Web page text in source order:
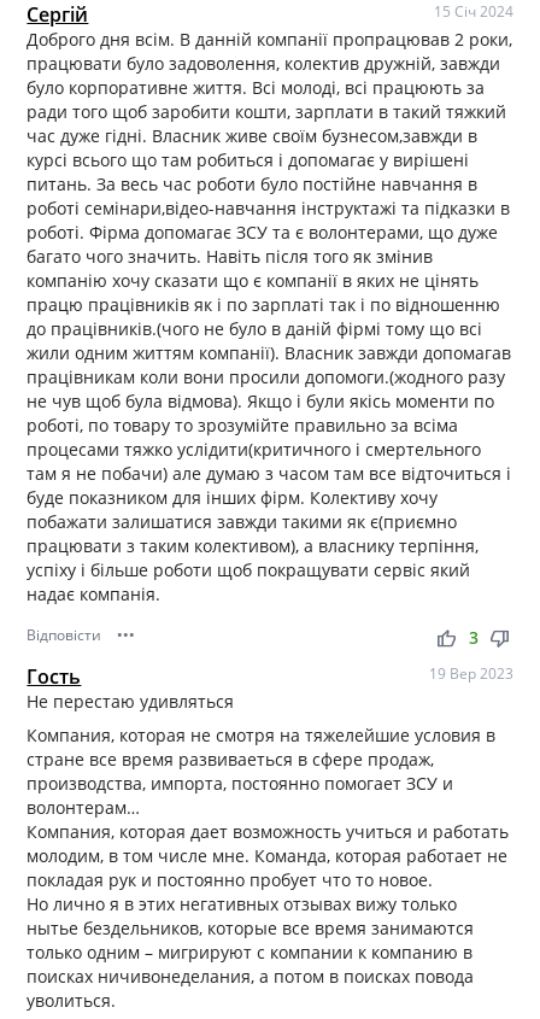
Сергій 15 Січ 2024
Доброго дня всім. В данній компанії пропрацював 2 роки,
працювати було задоволення, колектив дружній, завжди
було корпоративне життя. Всі молоді, всі працюють за
ради того щоб заробити кошти, зарплати в такий тяжкий
час дуже гідні. Власник живе своїм бузнесом,завжди в
курсі всього що там робиться і допомагає у вирішені
питань. За весь час роботи було постійне навчання в
роботі семінари,відео-навчання інструктажі та підказки в
роботі. Фірма допомагає ЗСУ та є волонтерами, що дуже
багато чого значить. Навіть після того як змінив
компанію хочу сказати що є компанії в яких не цінять
працю працівників як і по зарплаті так і по відношенню
до працівників.(чого не було в даній фірмі тому що всі
жили одним життям компанії). Власник завжди допомагав
працівникам коли вони просили допомоги.(жодного разу
не чув щоб була відмова). Якщо і були якісь моменти по
роботі, по товару то зрозумійте правильно за всіма
процесами тяжко услідити(критичного і смертельного
там я не побачи) але думаю з часом там все відточиться і
буде показником для інших фірм. Колективу хочу
побажати залишатися завжди такими як є(приємно
працювати з таким колективом), а власнику терпіння,
успіху і більше роботи щоб покращувати сервіс який
надає компанія.
Відповісти ••• thumb_up thumb_down
3
Гость 19 Вер 2023
Не перестаю удивляться
Компания, которая не смотря на тяжелейшие условия в
стране все время развиваеться в сфере продаж,
производства, импорта, постоянно помогает ЗСУ и
волонтерам…
Компания, которая дает возможность учиться и работать
молодим, в том числе мне. Команда, которая работает не
покладая рук и постоянно пробует что то новое.
Но лично я в этих негативных отзывах вижу только
нытье бездельников, которые все время занимаются
только одним – мигрируют с компании к компанию в
поисках ничивонеделания, а потом в поисках повода
уволиться.